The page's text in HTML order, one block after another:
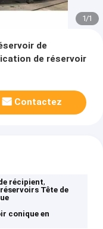
1/1
de
de réservoir
Contactez
récipient,
Tête de
conique en